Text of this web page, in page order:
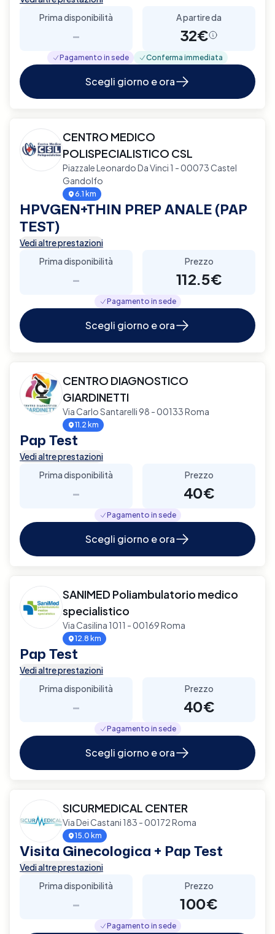
Prima disponibilità
-
A partire da
32€
Pagamento in sede Conferma immediata
Scegli giorno e ora
CENTRO MEDICO
POLISPECIALISTICO CSL
Piazzale Leonardo Da Vinci 1 - 00073 Castel
Gandolfo
6.1 km
HPVGEN+THIN PREP ANALE (PAP
TEST)
Vedi altre prestazioni
Prima disponibilità
-
Prezzo
112.5€
Pagamento in sede
Scegli giorno e ora
CENTRO DIAGNOSTICO
GIARDINETTI
Via Carlo Santarelli 98 - 00133 Roma
11.2 km
Pap Test
Vedi altre prestazioni
Prima disponibilità
-
Prezzo
40€
Pagamento in sede
Scegli giorno e ora
SANIMED Poliambulatorio medico
specialistico
Via Casilina 1011 - 00169 Roma
12.8 km
Pap Test
Vedi altre prestazioni
Prima disponibilità
-
Prezzo
40€
Pagamento in sede
Scegli giorno e ora
SICURMEDICAL CENTER
Via Dei Castani 183 - 00172 Roma
15.0 km
Visita Ginecologica + Pap Test
Vedi altre prestazioni
Prima disponibilità
-
Prezzo
100€
Pagamento in sede